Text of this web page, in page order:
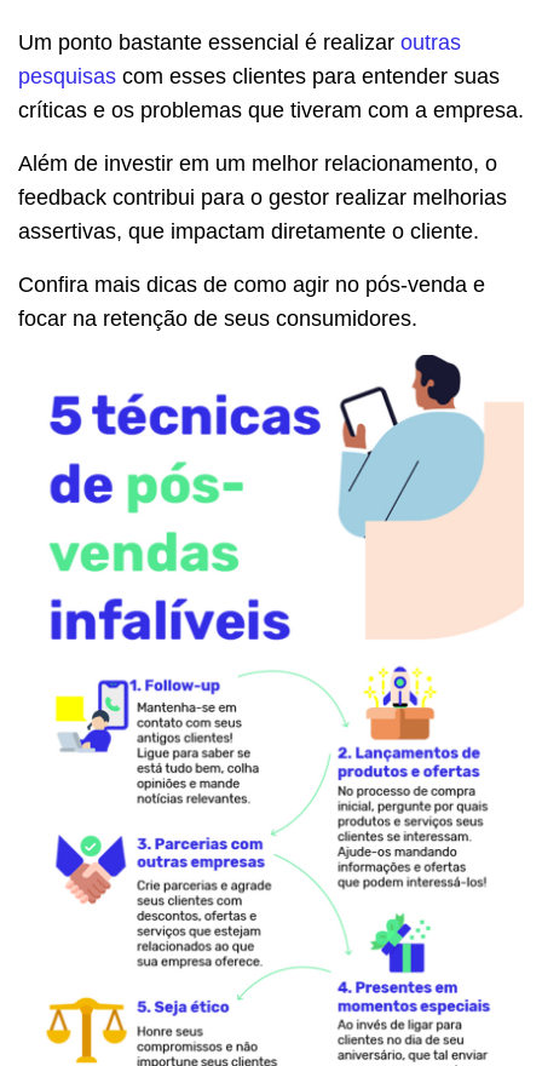
Um ponto bastante essencial é realizar outras
pesquisas com esses clientes para entender suas
críticas e os problemas que tiveram com a empresa.
Além de investir em um melhor relacionamento, o
feedback contribui para o gestor realizar melhorias
assertivas, que impactam diretamente o cliente.
Confira mais dicas de como agir no pós-venda e
focar na retenção de seus consumidores.